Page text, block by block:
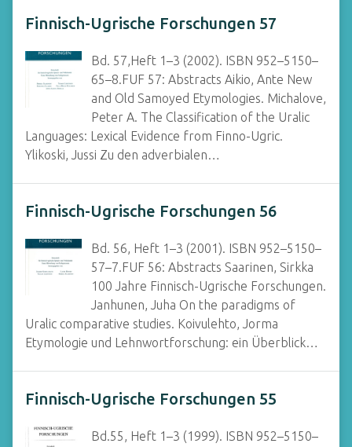
Finnisch-Ugrische Forschungen 57
Bd. 57,Heft 1–3 (2002). ISBN 952–5150–
65–8.FUF 57: Abstracts Aikio, Ante New
and Old Samoyed Etymologies. Michalove,
Peter A. The Classification of the Uralic
Languages: Lexical Evidence from Finno-Ugric.
Ylikoski, Jussi Zu den adverbialen…
Finnisch-Ugrische Forschungen 56
Bd. 56, Heft 1–3 (2001). ISBN 952–5150–
57–7.FUF 56: Abstracts Saarinen, Sirkka
100 Jahre Finnisch-Ugrische Forschungen.
Janhunen, Juha On the paradigms of
Uralic comparative studies. Koivulehto, Jorma
Etymologie und Lehnwortforschung: ein Überblick…
Finnisch-Ugrische Forschungen 55
Bd.55, Heft 1–3 (1999). ISBN 952–5150–